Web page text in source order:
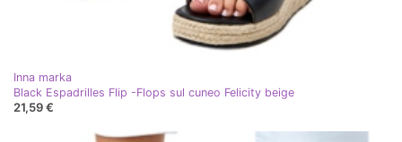
Inna marka
Black Espadrilles Flip -Flops sul cuneo Felicity beige
21,59 €